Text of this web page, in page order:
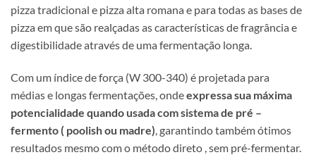
pizza tradicional e pizza alta romana e para todas as bases de
pizza em que são realçadas as características de fragrância e
digestibilidade através de uma fermentação longa.
Com um índice de força (W 300-340) é projetada para
médias e longas fermentações, ondeexpressa sua máxima
potencialidade quando usada com sistema de pré –
fermento ( poolish ou madre) , garantindo também ótimos
resultados mesmo com o método direto , sem pré-fermentar.